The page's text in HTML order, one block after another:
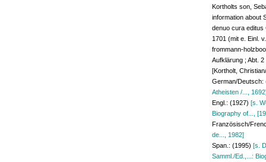
Kortholts son,
information about
denuo cura editus
1701 (mit e. Einl.
frommann-
Aufklärung ; Abt.
[Kortholt,
German/
Atheisten /...,
Engl.: (1927)[s.
Biography of...,
Französisch/
de..., 1982]
Span.: (1995)[s.
Samml./Ed.,...: